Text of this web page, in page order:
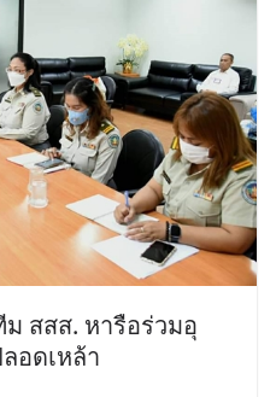
สสส. หารือร่วมอุ
อดเหล้า